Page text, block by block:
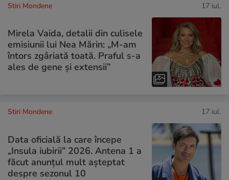
Stiri Mondene 17 iul.
Mirela Vaida, detalii din culisele
emisiunii lui Nea Mărin: „M-am
întors zgâriată toată. Praful s-a
ales de gene și extensii”
Stiri Mondene 17 iul.
Data oficială la care începe
„Insula iubirii” 2026. Antena 1 a
făcut anunțul mult așteptat
despre sezonul 10